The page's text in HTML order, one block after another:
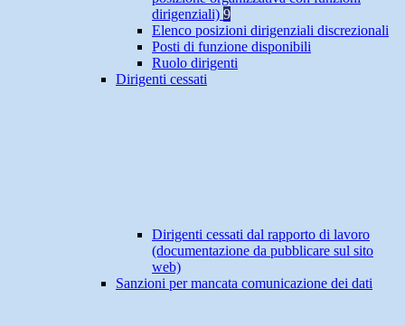
dirigenziali) 9
Elenco posizioni dirigenziali discrezionali
Posti di funzione disponibili
Ruolo dirigenti
Dirigenti cessati
Dirigenti cessati dal rapporto di lavoro
(documentazione da pubblicare sul sito
web)
Sanzioni per mancata comunicazione dei dati